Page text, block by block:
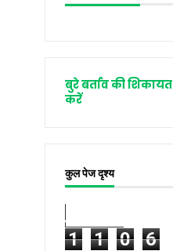
बुरे बर्ताव की शिकायत
करें
कुल पेज दृश्य
1 1 0
6